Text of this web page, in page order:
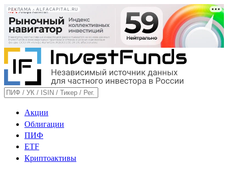
РЕКЛАМА • ALFACAPITAL.RU
Акции
Облигации
ПИФ
ETF
Криптоактивы